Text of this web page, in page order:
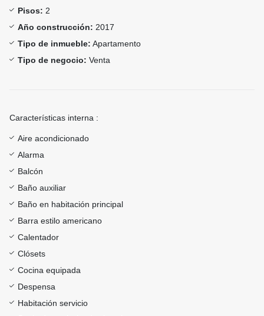
Pisos: 2
Año construcción: 2017
Tipo de inmueble: Apartamento
Tipo de negocio: Venta
Características interna :
Aire acondicionado
Alarma
Balcón
Baño auxiliar
Baño en habitación principal
Barra estilo americano
Calentador
Clósets
Cocina equipada
Despensa
Habitación servicio